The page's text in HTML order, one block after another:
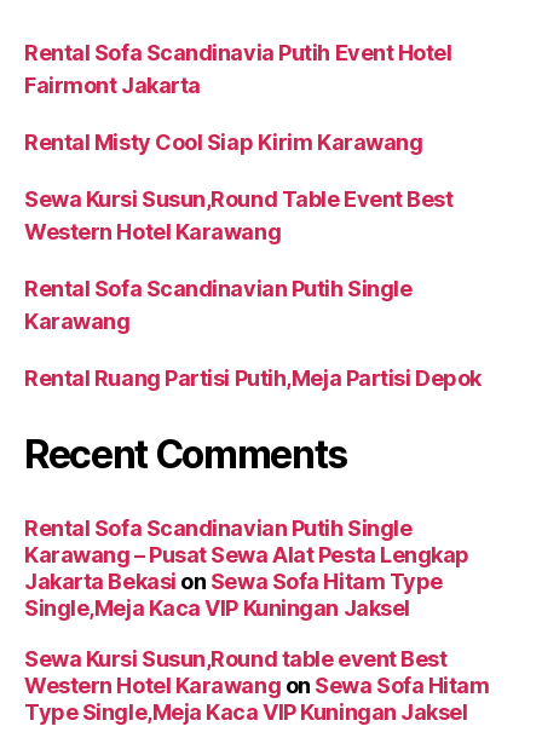
Rental Sofa Scandinavia Putih Event Hotel
Fairmont Jakarta
Rental Misty Cool Siap Kirim Karawang
Sewa Kursi Susun,Round Table Event Best
Western Hotel Karawang
Rental Sofa Scandinavian Putih Single
Karawang
Rental Ruang Partisi Putih,Meja Partisi Depok
Recent Comments
Rental Sofa Scandinavian Putih Single
Karawang – Pusat Sewa Alat Pesta Lengkap
Jakarta Bekasi on Sewa Sofa Hitam Type
Single,Meja Kaca VIP Kuningan Jaksel
Sewa Kursi Susun,Round table event Best
Western Hotel Karawang on Sewa Sofa Hitam
Type Single,Meja Kaca VIP Kuningan Jaksel